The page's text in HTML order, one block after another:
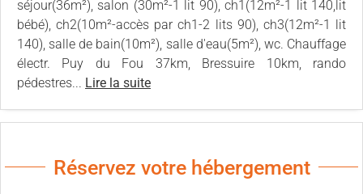
séjour(36m²), salon (30m²-1 lit 90), ch1(12m²-1 lit 140,lit
bébé), ch2(10m²-accès par ch1-2 lits 90), ch3(12m²-1 lit
140), salle de bain(10m²), salle d'eau(5m²), wc. Chauffage
électr. Puy du Fou 37km, Bressuire 10km, rando
pédestres... Lire la suite
Réservez votre hébergement